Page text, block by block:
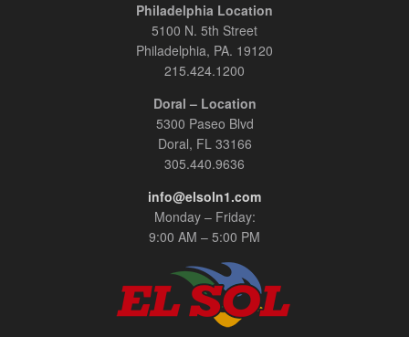
Philadelphia Location
5100 N. 5th Street
Philadelphia, PA. 19120
215.424.1200
Doral – Location
5300 Paseo Blvd
Doral, FL 33166
305.440.9636
info@elsoln1.com
Monday – Friday:
9:00 AM – 5:00 PM